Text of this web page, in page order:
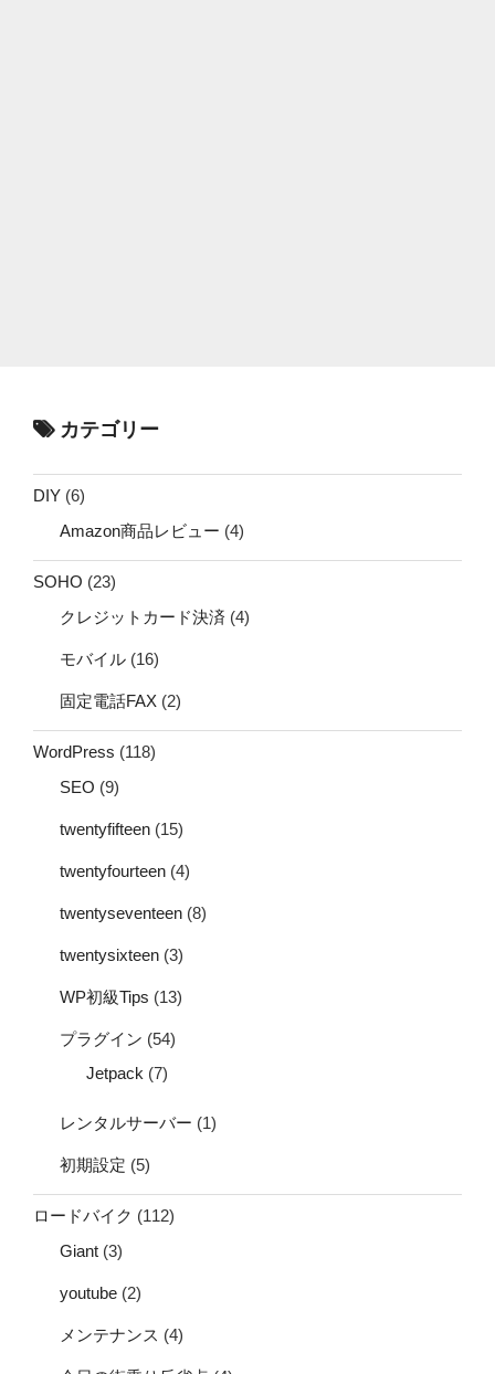
カテゴリー
DIY (6)
Amazon商品レビュー (4)
SOHO (23)
クレジットカード決済 (4)
モバイル (16)
固定電話FAX (2)
WordPress (118)
SEO (9)
twentyfifteen (15)
twentyfourteen (4)
twentyseventeen (8)
twentysixteen (3)
WP初級Tips (13)
プラグイン (54)
Jetpack (7)
レンタルサーバー (1)
初期設定 (5)
ロードバイク (112)
Giant (3)
youtube (2)
メンテナンス (4)